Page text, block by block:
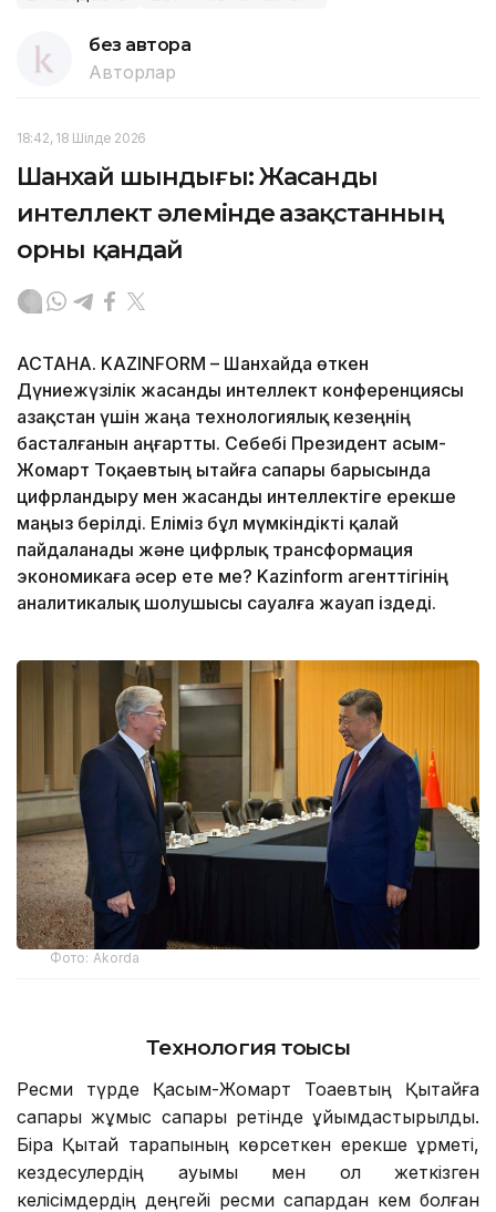
без автора
Авторлар
18:42, 18 Шілде 2026
Шанхай шындығы: Жасанды
интеллект әлемінде Қазақстанның
орны қандай
АСТАНА. KAZINFORM – Шанхайда өткен
Дүниежүзілік жасанды интеллект конференциясы
Қазақстан үшін жаңа технологиялық кезеңнің
басталғанын аңғартты. Себебі Президент Қасым-
Жомарт Тоқаевтың Қытайға сапары барысында
цифрландыру мен жасанды интеллектіге ерекше
маңыз берілді. Еліміз бұл мүмкіндікті қалай
пайдаланады және цифрлық трансформация
экономикаға әсер ете ме? Kazinform агенттігінің
аналитикалық шолушысы сауалға жауап іздеді.
Фото: Аkorda
Технология тоғысы
Ресми түрде Қасым-Жомарт Тоқаевтың Қытайға
сапары жұмыс сапары ретінде ұйымдастырылды.
Бірақ Қытай тарапының көрсеткен ерекше құрметі,
кездесулердің ауқымы мен қол жеткізген
келісімдердің деңгейі ресми сапардан кем болған